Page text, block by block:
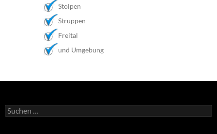
Stolpen
Struppen
Freital
und Umgebung
Suchen
nach: